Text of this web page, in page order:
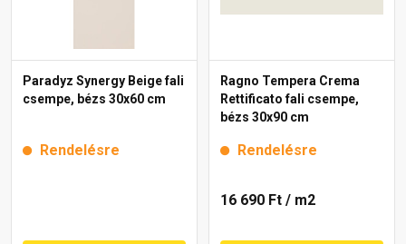
Paradyz Synergy Beige fali
csempe, bézs 30x60 cm
Rendelésre
Ragno Tempera Crema
Rettificato fali csempe,
bézs 30x90 cm
Rendelésre
16 690 Ft / m2